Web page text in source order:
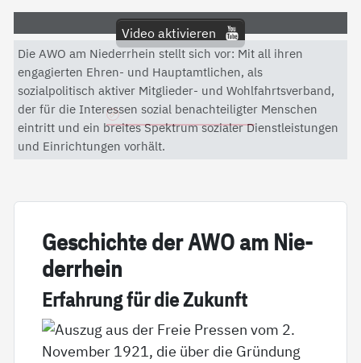
Video aktivieren
Mit dem Aktivieren des Videos akzeptieren Sie die
Datenschutzerklärung von YouTube.
Datenschutzerklärung
Die AWO am Niederrhein stellt sich vor: Mit all ihren
engagierten Ehren- und Hauptamtlichen, als
sozialpolitisch aktiver Mitglieder- und Wohlfahrtsverband,
der für die Interessen sozial benachteiligter Menschen
eintritt und ein breites Spektrum sozialer Dienstleistungen
und Einrichtungen vorhält.
Ge­schich­te der AWO am Nie­
der­r­hein
Er­fah­rung für die Zu­kunft